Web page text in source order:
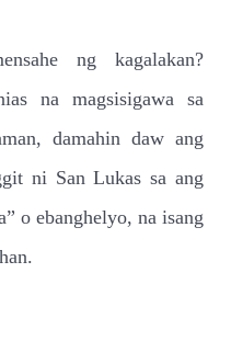
ng kagalakan?
na magsisigawa sa
damahin daw ang
ni San Lukas sa ang
o ebanghelyo, na isang